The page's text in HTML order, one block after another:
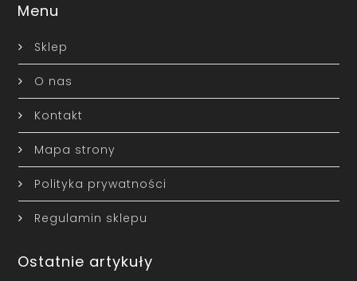
Menu
Sklep
O nas
Kontakt
Mapa strony
Polityka prywatności
Regulamin sklepu
Ostatnie artykuły